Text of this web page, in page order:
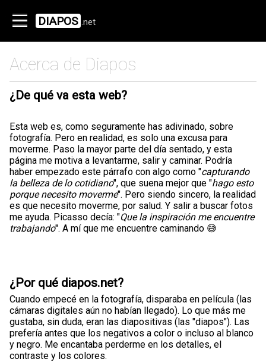
DIAPOS .net
Acerca de Diapos
¿De qué va esta web?
Esta web es, como seguramente has adivinado, sobre
fotografía. Pero en realidad, es solo una excusa para
moverme. Paso la mayor parte del día sentado, y esta
página me motiva a levantarme, salir y caminar. Podría
haber empezado este párrafo con algo como "capturando
la belleza de lo cotidiano", que suena mejor que "hago esto
porque necesito moverme". Pero siendo sincero, la realidad
es que necesito moverme, por salud. Y salir a buscar fotos
me ayuda. Picasso decía: "Que la inspiración me encuentre
trabajando". A mí que me encuentre caminando 😅
¿Por qué diapos.net?
Cuando empecé en la fotografía, disparaba en película (las
cámaras digitales aún no habían llegado). Lo que más me
gustaba, sin duda, eran las diapositivas (las "diapos"). Las
prefería antes que los negativos a color o incluso al blanco
y negro. Me encantaba perderme en los detalles, el
contraste y los colores.